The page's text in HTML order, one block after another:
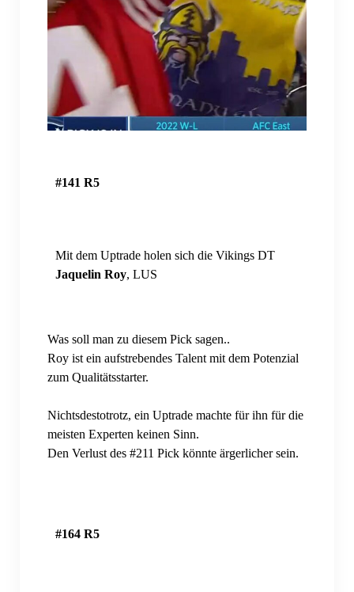
Charity-Event 2023
Charity-Event 2024
Charity-Event 2025
Podcast
Rechtliches
Impressum
Vereinssatzung
Vikings Roster
Schedule
#141 R5
Mit dem Uptrade holen sich die Vikings DT
Jaquelin Roy, LUS
Was soll man zu diesem Pick sagen..
Roy ist ein aufstrebendes Talent mit dem Potenzial
zum Qualitätsstarter.
Nichtsdestotrotz, ein Uptrade machte für ihn für die
meisten Experten keinen Sinn.
Den Verlust des #211 Pick könnte ärgerlicher sein.
#164 R5